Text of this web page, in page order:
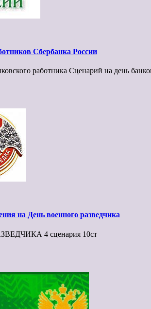
Сбербанка России
работника Cценарий на день
на День военного разведчика
4 сценария 10ст